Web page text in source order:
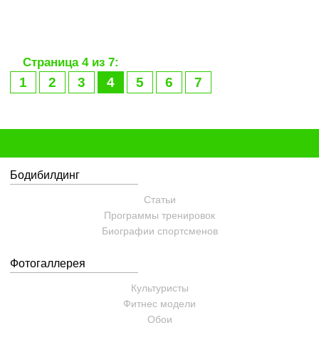
Страница 4 из 7:
1 2 3 4 5 6 7
Бодибилдинг
Статьи
Программы тренировок
Биографии спортсменов
Фотогаллерея
Культуристы
Фитнес модели
Обои